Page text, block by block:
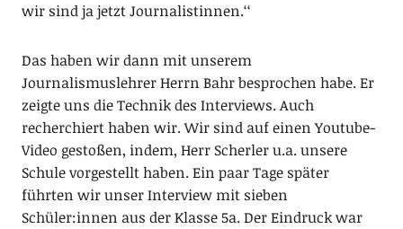
wir sind ja jetzt Journalistinnen.‘‘
Das haben wir dann mit unserem
Journalismuslehrer Herrn Bahr besprochen habe. Er
zeigte uns die Technik des Interviews. Auch
recherchiert haben wir. Wir sind auf einen Youtube-
Video gestoßen, indem, Herr Scherler u.a. unsere
Schule vorgestellt haben. Ein paar Tage später
führten wir unser Interview mit sieben
Schüler:innen aus der Klasse 5a. Der Eindruck war